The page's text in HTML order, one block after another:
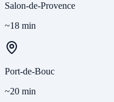
Salon-de-Provence
~18 min
Port-de-Bouc
~20 min